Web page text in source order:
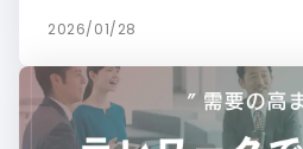
2026/01/28